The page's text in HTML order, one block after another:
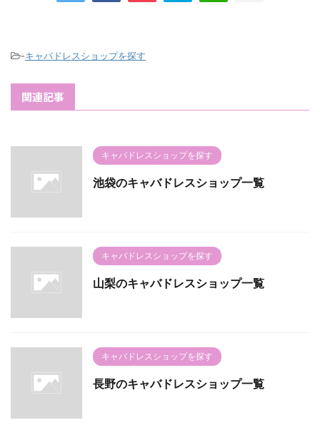
-キャバドレスショップを探す
関連記事
キャバドレスショップを探す
池袋のキャバドレスショップ一覧
キャバドレスショップを探す
山梨のキャバドレスショップ一覧
キャバドレスショップを探す
長野のキャバドレスショップ一覧